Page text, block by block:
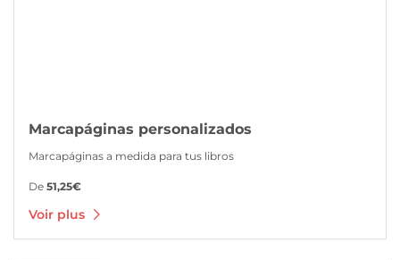
Marcapáginas personalizados
Marcapáginas a medida para tus libros
De 51,25€
Voir plus